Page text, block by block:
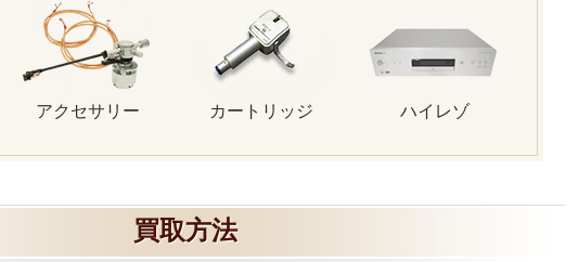
アクセサリー カートリッジ ハイレゾ
買取方法